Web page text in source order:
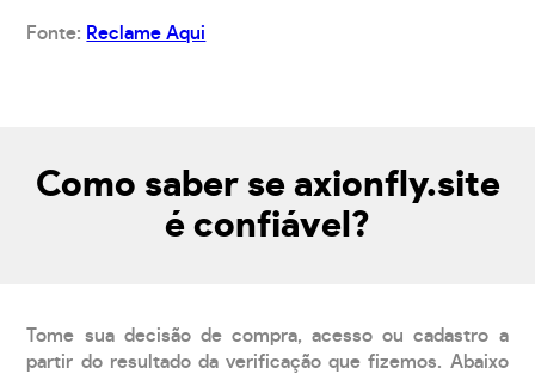
Fonte: Reclame Aqui
Como saber se axionfly.site
é confiável?
Tome sua decisão de compra, acesso ou cadastro a
partir do resultado da verificação que fizemos. Abaixo